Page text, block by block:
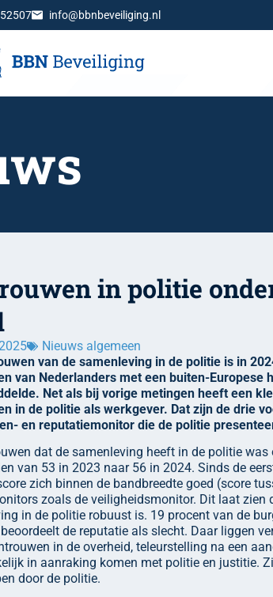
info@bbnbeveiliging.nl
in politie
Nieuws algemeen
van de samenleving in de politie is in
van Nederlanders met een buiten-
Net als bij vorige metingen heeft een
in de politie als werkgever. Dat zijn de drie
en reputatiemonitor die de politie
dat de samenleving heeft in de politie
van 53 in 2023 naar 56 in 2024. Sinds de
zich binnen de bandbreedte goed (score
zoals de veiligheidsmonitor. Dit laat zien
in de politie robuust is. 19 procent van de
de reputatie als slecht. Daar liggen
in de overheid, teleurstelling na een
in aanraking komen met politie en justitie.
door de politie.